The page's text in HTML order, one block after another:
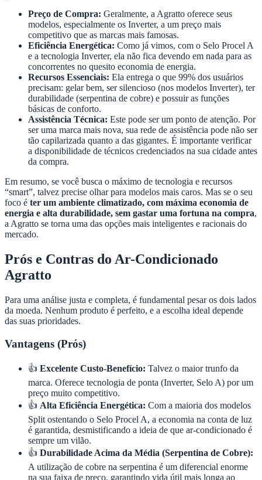
Preço de Compra: Geralmente, a Agratto oferece seus
modelos, especialmente os Inverter, a um preço mais
competitivo que as marcas mais famosas.
Eficiência Energética: Como já vimos, com o Selo Procel A
e a tecnologia Inverter, ela não fica devendo em nada para as
concorrentes no quesito economia de energia.
Recursos Essenciais: Ela entrega o que 99% dos usuários
precisam: gelar bem, ser silencioso (nos modelos Inverter), ter
durabilidade (serpentina de cobre) e possuir as funções
básicas de conforto.
Assistência Técnica: Este pode ser um ponto de atenção. Por
ser uma marca mais nova, sua rede de assistência pode não ser
tão capilarizada quanto a das gigantes. É importante verificar
a disponibilidade de técnicos credenciados na sua cidade antes
da compra.
Em resumo, se você busca o máximo de tecnologia e recursos
“smart”, talvez precise olhar para modelos mais caros. Mas se o seu
foco é ter um ambiente climatizado, com máxima economia de
energia e alta durabilidade, sem gastar uma fortuna na compra,
a Agratto se torna uma das opções mais inteligentes e racionais do
mercado.
Prós e Contras do Ar-Condicionado
Agratto
Para uma análise justa e completa, é fundamental pesar os dois lados
da moeda. Nenhum produto é perfeito, e a escolha ideal depende
das suas prioridades.
Vantagens (Prós)
👍 Excelente Custo-Benefício: Talvez o maior trunfo da
marca. Oferece tecnologia de ponta (Inverter, Selo A) por um
preço muito competitivo.
👍 Alta Eficiência Energética: Com a maioria dos modelos
Split ostentando o Selo Procel A, a economia na conta de luz
é garantida, desmistificando a ideia de que ar-condicionado é
sempre um vilão.
👍 Durabilidade Acima da Média (Serpentina de Cobre):
A utilização de cobre na serpentina é um diferencial enorme
na sua faixa de preço, garantindo vida útil mais longa ao